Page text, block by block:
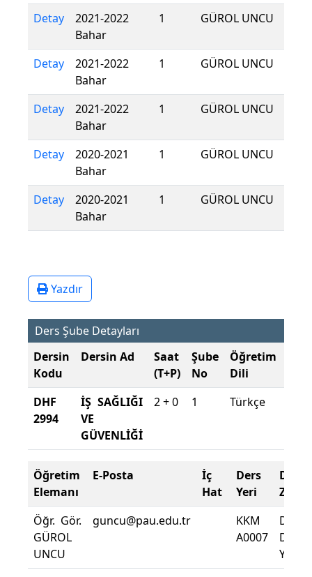
Detay
2021-2022
Bahar
1 GÜROL UNCU
Detay
2021-2022
Bahar
1 GÜROL UNCU
Detay
2021-2022
Bahar
1 GÜROL UNCU
Detay
2020-2021
Bahar
1 GÜROL UNCU
Detay
2020-2021
Bahar
1 GÜROL UNCU
Yazdır
Ders Şube Detayları
Dersin
Kodu
Dersin Ad
Saat
(T+P)
Şube
No
Öğretim
Dili
DHF
2994
İŞ SAĞLIĞI
VE
GÜVENLİĞİ
2 + 0 1 Türkçe
Öğretim
Elemanı
E-Posta
İç
Hat
Ders
Yeri
Öğr. Gör.
GÜROL
UNCU
guncu@pau.edu.tr
KKM
A0007